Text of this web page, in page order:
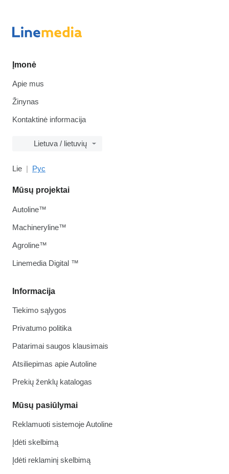
Įmonė
Apie mus
Žinynas
Kontaktinė informacija
Lietuva / lietuvių
Lie Рус
Informacija
Tiekimo sąlygos
Privatumo politika
Patarimai saugos klausimais
Atsiliepimas apie Autoline
Prekių ženklų katalogas
Mūsų pasiūlymai
Reklamuoti sistemoje Autoline
Įdėti skelbimą
Įdėti reklaminį skelbimą
Mūsų projektai
Autoline™
Machineryline™
Agroline™
Linemedia Digital ™